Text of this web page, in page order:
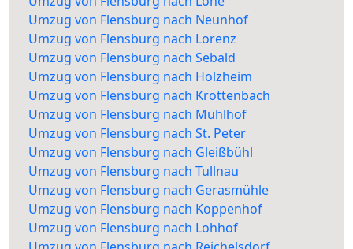
Umzug von Flensburg nach Neunhof
Umzug von Flensburg nach Lorenz
Umzug von Flensburg nach Sebald
Umzug von Flensburg nach Holzheim
Umzug von Flensburg nach Krottenbach
Umzug von Flensburg nach Mühlhof
Umzug von Flensburg nach St. Peter
Umzug von Flensburg nach Gleißbühl
Umzug von Flensburg nach Tullnau
Umzug von Flensburg nach Gerasmühle
Umzug von Flensburg nach Koppenhof
Umzug von Flensburg nach Lohhof